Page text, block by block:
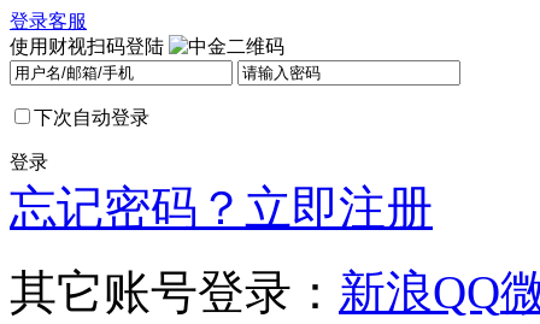
登录客服
使用财视扫码登陆
下次自动登录
登录
忘记密码？ 立即注册
其它账号登录： 新浪QQ